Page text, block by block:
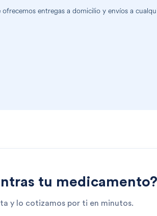
entregas a domicilio y envíos a
tu medicamento?
y lo cotizamos por ti en minutos.